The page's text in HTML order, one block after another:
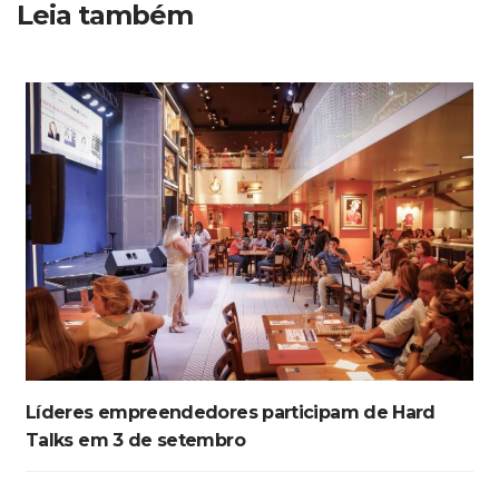
Leia também
Líderes empreendedores participam de Hard
Talks em 3 de setembro